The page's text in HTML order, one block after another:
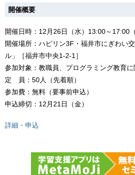
開催概要
開催日時：12月26日（水）13:00～17:00
開催場所：ハピリン3F・福井市にぎわい
ル」［福井市中央1-2-1］
参加対象：教職員、プログラミング教育に
定 員：50人（先着順）
参加費：無料（要事前申込）
申込締切：12月21日（金）
詳細・申込